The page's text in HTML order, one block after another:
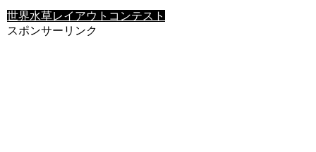
世界水草レイアウトコンテスト
スポンサーリンク